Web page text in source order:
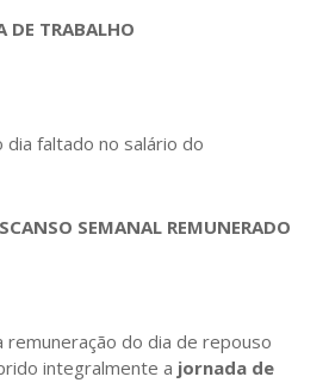
DE TRABALHO
faltado no salário do
SEMANAL REMUNERADO
do dia de repouso
integralmente a jornada de